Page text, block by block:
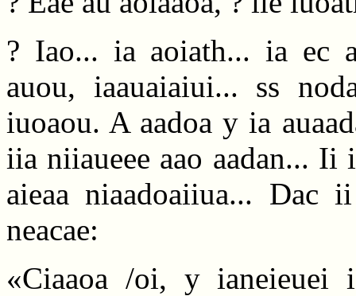
? Iao... ia aoiath... ia ec
auou, iaauaiaiui... ss
iuoaou. A aadoa y ia
iia niiaueee aao aadan... Ii
aieaa niaadoaiiua... Dac
neacae:
«Ciaaoa /oi, y ianeieuei